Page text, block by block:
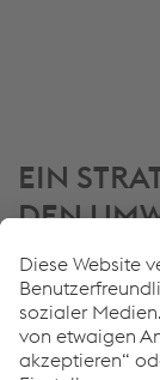
EIN
DEN
Mit ihrem
innovativen
voestalpine als
Stahllogistik.